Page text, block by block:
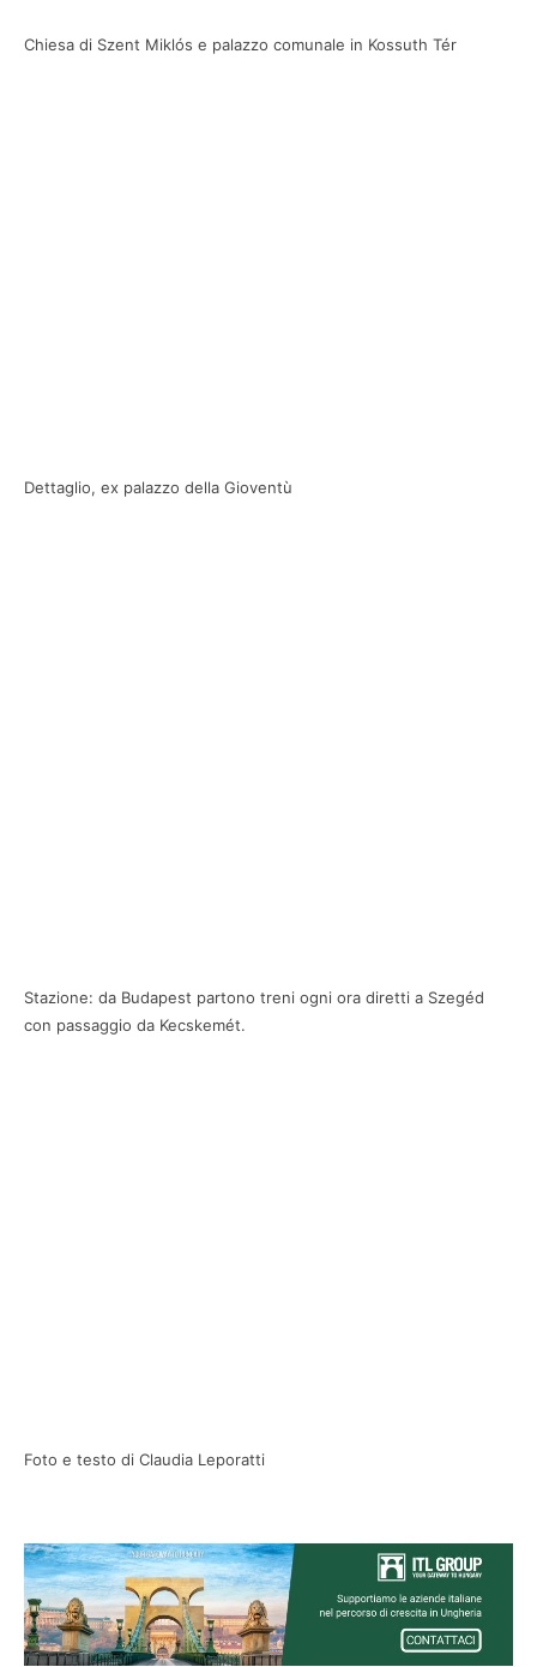
Chiesa di Szent Miklós e palazzo comunale in Kossuth Tér
Dettaglio, ex palazzo della Gioventù
Stazione: da Budapest partono treni ogni ora diretti a Szegéd
con passaggio da Kecskemét.
Foto e testo di Claudia Leporatti